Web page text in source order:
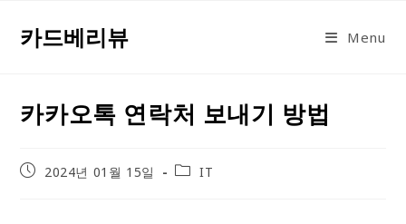
카드베리뷰 Menu
카카오톡 연락처 보내기 방법
Post2024년 01월 15일
PostIT